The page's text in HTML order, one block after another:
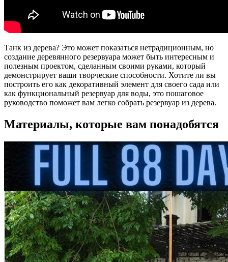
Танк из дерева? Это может показаться нетрадиционным, но
создание деревянного резервуара может быть интересным и
полезным проектом, сделанным своими руками, который
демонстрирует ваши творческие способности. Хотите ли вы
построить его как декоративный элемент для своего сада или
как функциональный резервуар для воды, это пошаговое
руководство поможет вам легко собрать резервуар из дерева.
Материалы, которые вам понадобятся